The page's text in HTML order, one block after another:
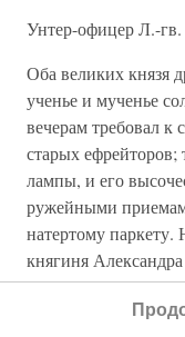
Унтер-офицер Л.-гв.
Оба великих князя
ученье и мученье
вечерам требовал к
старых ефрейторов;
лампы, и его
ружейными
натертому паркету.
княгиня
угоду своему
сбоку какого-